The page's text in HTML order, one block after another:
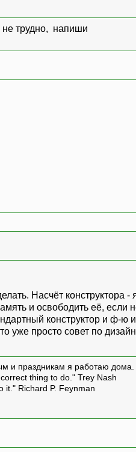
не трудно, напиши
Насчёт конструктора
и освободить её,
конструктор и ф-ю
уже просто совет по
и праздникам я работаю дома.
thing to do." Trey Nash
it." Richard P. Feynman